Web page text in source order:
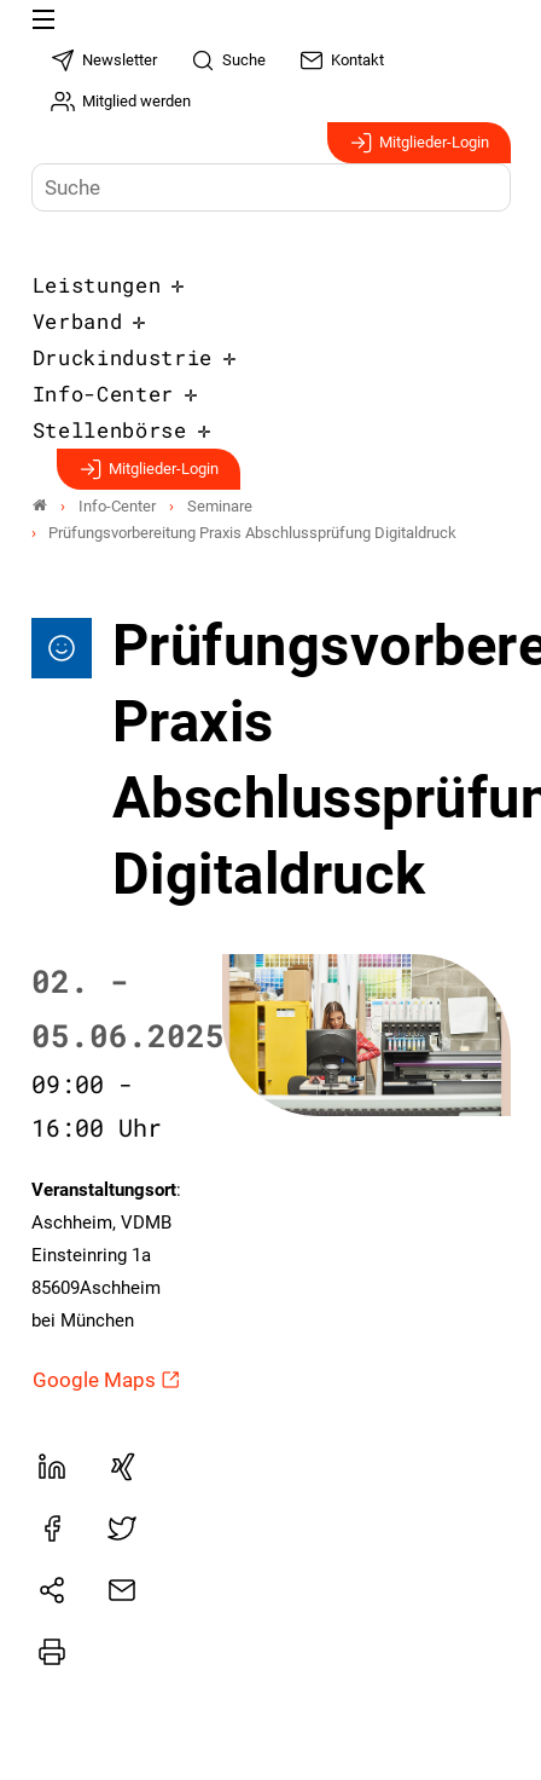
Newsletter Suche Kontakt
Mitglied werden
Mitglieder-Login
Leistungen
Verband
Druckindustrie
Info-Center
Stellenbörse
Mitglieder-Login
Info-Center
Seminare
Prüfungsvorbereitung Praxis Abschlussprüfung Digitaldruck
Praxis
Digitaldruck
02. -
05.06.2025
09:00 -
16:00 Uhr
Veranstaltungsort:
Aschheim, VDMB
Einsteinring 1a
85609Aschheim
bei München
Google Maps